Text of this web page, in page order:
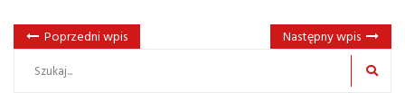
Poprzedni wpis Następny wpis